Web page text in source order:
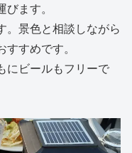
ます。
。景色と相談しながら
すめです。
にビールもフリーで